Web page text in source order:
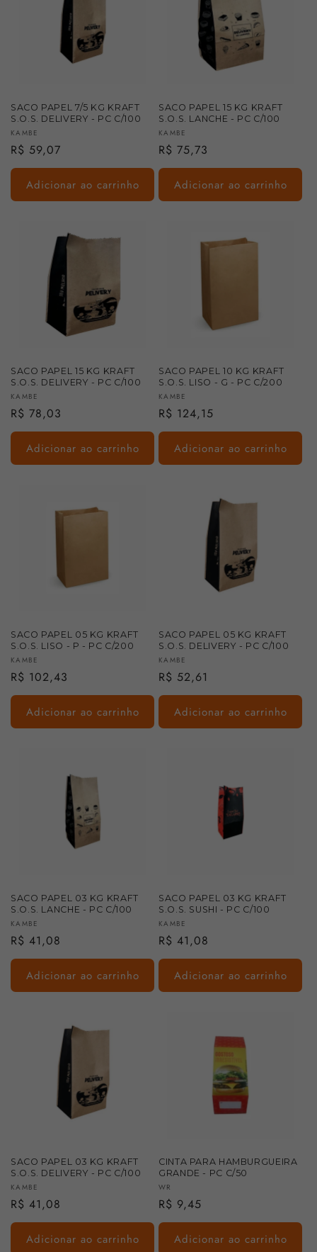
SACO PAPEL 7/5 KG KRAFT
S.O.S. DELIVERY - PC C/100
Fornecedor:
KAMBE
Preço
normal
R$ 59,07
Adicionar ao carrinho
SACO PAPEL 15 KG KRAFT
S.O.S. LANCHE - PC C/100
Fornecedor:
KAMBE
Preço
normal
R$ 75,73
Adicionar ao carrinho
SACO PAPEL 15 KG KRAFT
S.O.S. DELIVERY - PC C/100
Fornecedor:
KAMBE
Preço
normal
R$ 78,03
Adicionar ao carrinho
SACO PAPEL 10 KG KRAFT
S.O.S. LISO - G - PC C/200
Fornecedor:
KAMBE
Preço
normal
R$ 124,15
Adicionar ao carrinho
SACO PAPEL 05 KG KRAFT
S.O.S. LISO - P - PC C/200
Fornecedor:
KAMBE
Preço
normal
R$ 102,43
Adicionar ao carrinho
SACO PAPEL 05 KG KRAFT
S.O.S. DELIVERY - PC C/100
Fornecedor:
KAMBE
Preço
normal
R$ 52,61
Adicionar ao carrinho
SACO PAPEL 03 KG KRAFT
S.O.S. LANCHE - PC C/100
Fornecedor:
KAMBE
Preço
normal
R$ 41,08
Adicionar ao carrinho
SACO PAPEL 03 KG KRAFT
S.O.S. SUSHI - PC C/100
Fornecedor:
KAMBE
Preço
normal
R$ 41,08
Adicionar ao carrinho
SACO PAPEL 03 KG KRAFT
S.O.S. DELIVERY - PC C/100
Fornecedor:
KAMBE
Preço
normal
R$ 41,08
Adicionar ao carrinho
CINTA PARA HAMBURGUEIRA
GRANDE - PC C/50
Fornecedor:
WR
Preço
normal
R$ 9,45
Adicionar ao carrinho